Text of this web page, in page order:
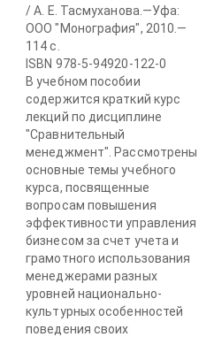
/ А. Е. Тасмуханова.—Уфа:
ООО "Монография", 2010.—
114 с.
ISBN 978-5-94920-122-0
В учебном пособии
содержится краткий курс
лекций по дис­циплине
"Сравнительный
менеджмент". Рассмотрены
основные темы учебного
курса, посвященные
вопросам повышения
эффективности управления
бизнесом за счет учета и
грамотного использования
ме­неджерами разных
уровней национально-
культурных особенностей
поведения своих